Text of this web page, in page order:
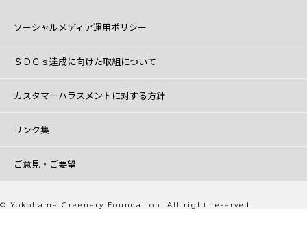
ソーシャルメディア運用ポリシー
ＳＤＧｓ達成に向けた取組について
カスタマーハラスメントに対する方針
リンク集
ご意見・ご要望
© Yokohama Greenery Foundation. All right reserved.